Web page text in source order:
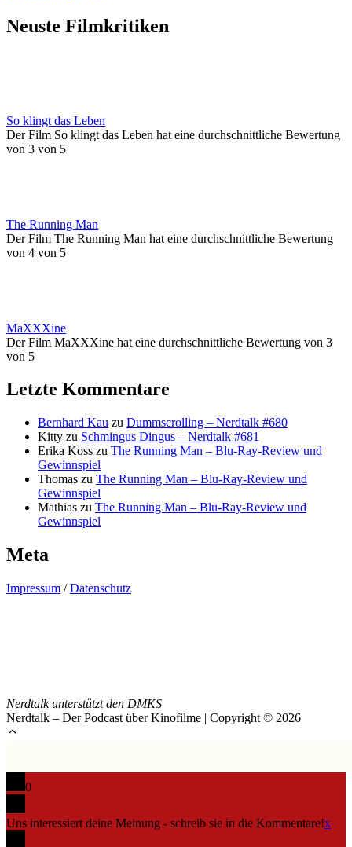
Neuste Filmkritiken
So klingt das Leben
Der Film So klingt das Leben hat eine durchschnittliche Bewertung
von 3 von 5
The Running Man
Der Film The Running Man hat eine durchschnittliche Bewertung
von 4 von 5
MaXXXine
Der Film MaXXXine hat eine durchschnittliche Bewertung von 3
von 5
Letzte Kommentare
Bernhard Kau zu Dummscrolling – Nerdtalk #680
Kitty zu Schmingus Dingus – Nerdtalk #681
Erika Koss zu The Running Man – Blu-Ray-Review und
Gewinnspiel
Thomas zu The Running Man – Blu-Ray-Review und
Gewinnspiel
Mathias zu The Running Man – Blu-Ray-Review und
Gewinnspiel
Meta
Impressum /Datenschutz
Nerdtalk unterstützt den DMKS
Nerdtalk – Der Podcast über Kinofilme | Copyright © 2026
0
Uns interessiert deine Meinung - schreib sie in die Kommentare!x